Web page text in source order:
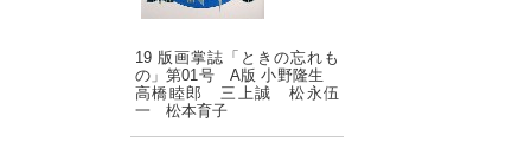
19 版画掌誌「ときの忘れも
の」第01号 A版 小野隆生
高橋睦郎 三上誠 松永伍
一 松本育子